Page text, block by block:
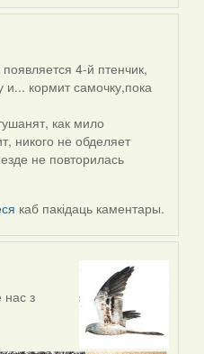
4-й птенчик,
кормит самочку,пока
как мило
никого не обделяет
не повторилась
каб пакідаць каментары.
нас з